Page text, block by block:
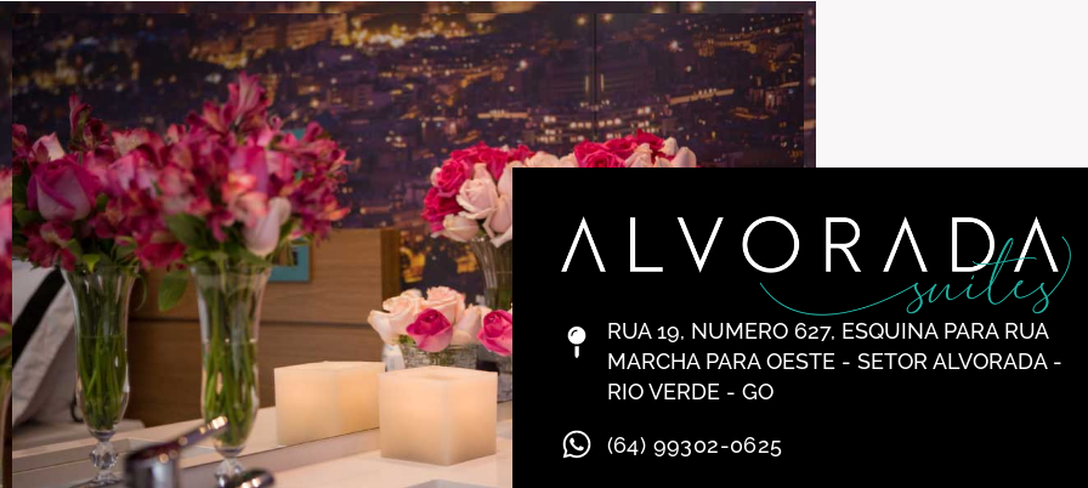
RUA 19, NUMERO 627, ESQUINA PARA RUA
MARCHA PARA OESTE - SETOR ALVORADA -
RIO VERDE - GO
(64) 99302-0625